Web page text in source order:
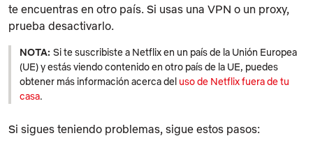
te encuentras en otro país. Si usas una VPN o un proxy,
prueba desactivarlo.
NOTA: Si te suscribiste a Netflix en un país de la Unión Europea
(UE) y estás viendo contenido en otro país de la UE, puedes
obtener más información acerca del uso de Netflix fuera de tu
casa.
Si sigues teniendo problemas, sigue estos pasos: